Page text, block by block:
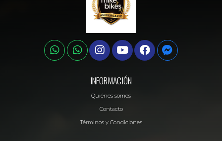
INFORMACIÓN
Quiénes somos
Contacto
Términos y Condiciones